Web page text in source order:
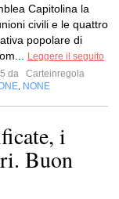
Capitolina la
civili e le quattro
popolare di
Leggere il seguito
da
Carteinregola
NONE
i
Buon